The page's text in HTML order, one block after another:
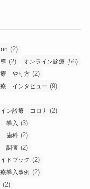
(2)
(2) オンライン診療 (56)
療 やり方 (2)
療 インタビュー (9)
イン診療 コロナ (2)
導入 (3)
歯科 (2)
調査 (2)
ドブック (2)
導入事例 (2)
(2)